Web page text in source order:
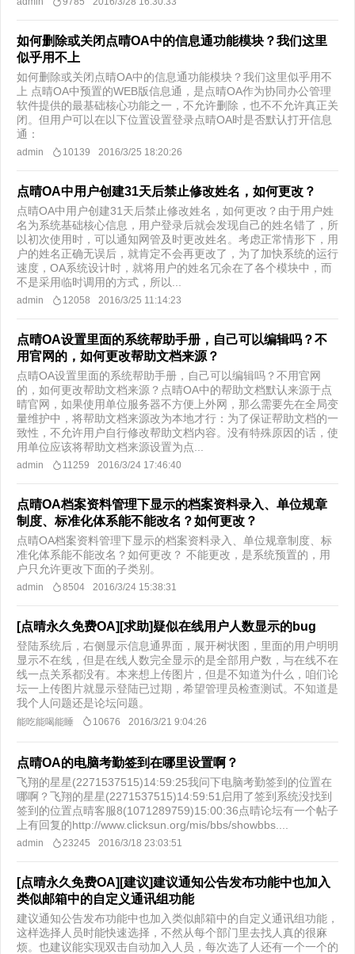
如何删除或关闭点晴OA中的信息通功能模块？我们这里
似乎用不上
如何删除或关闭点晴OA中的信息通功能模块？我们这里似乎用不
上 点晴OA中预置的WEB版信息通，是点晴OA作为协同办公管理
软件提供的最基础核心功能之一，不允许删除，也不不允许真正关
闭。但用户可以在以下位置设置登录点晴OA时是否默认打开信息
通：
admin 10139 2016/3/25 18:20:26
点晴OA中用户创建31天后禁止修改姓名，如何更改？
点晴OA中用户创建31天后禁止修改姓名，如何更改？由于用户姓
名为系统基础核心信息，用户登录后就会发现自己的姓名错了，所
以初次使用时，可以通知网管及时更改姓名。考虑正常情形下，用
户的姓名正确无误后，就肯定不会再更改了，为了加快系统的运行
速度，OA系统设计时，就将用户的姓名冗余在了各个模块中，而
不是采用临时调用的方式，所以...
admin 12058 2016/3/25 11:14:23
点晴OA设置里面的系统帮助手册，自己可以编辑吗？不
用官网的，如何更改帮助文档来源？
点晴OA设置里面的系统帮助手册，自己可以编辑吗？不用官网
的，如何更改帮助文档来源？点晴OA中的帮助文档默认来源于点
晴官网，如果使用单位服务器不方便上外网，那么需要先在全局变
量维护中，将帮助文档来源改为本地才行：为了保证帮助文档的一
致性，不允许用户自行修改帮助文档内容。没有特殊原因的话，使
用单位应该将帮助文档来源设置为点...
admin 11259 2016/3/24 17:46:40
点晴OA档案资料管理下显示的档案资料录入、单位规章
制度、标准化体系能不能改名？如何更改？
点晴OA档案资料管理下显示的档案资料录入、单位规章制度、标
准化体系能不能改名？如何更改？ 不能更改，是系统预置的，用
户只允许更改下面的子类别。
admin 8504 2016/3/24 15:38:31
[点晴永久免费OA][求助]疑似在线用户人数显示的bug
登陆系统后，右侧显示信息通界面，展开树状图，里面的用户明明
显示不在线，但是在线人数完全显示的是全部用户数，与在线不在
线一点关系都没有。本来想上传图片，但是不知道为什么，咱们论
坛一上传图片就显示登陆已过期，希望管理员检查测试。不知道是
我个人问题还是论坛问题。
能吃能喝能睡 10676 2016/3/21 9:04:26
点晴OA的电脑考勤签到在哪里设置啊？
飞翔的星星(2271537515)14:59:25我问下电脑考勤签到的位置在
哪啊？飞翔的星星(2271537515)14:59:51启用了签到系统没找到
签到的位置点晴客服8(1071289759)15:00:36点晴论坛有一个帖子
上有回复的http://www.clicksun.org/mis/bbs/showbbs....
admin 23245 2016/3/18 23:03:51
[点晴永久免费OA][建议]建议通知公告发布功能中也加入
类似邮箱中的自定义通讯组功能
建议通知公告发布功能中也加入类似邮箱中的自定义通讯组功能，
这样选择人员时能快速选择，不然从每个部门里去找人真的很麻
烦。也建议能实现双击自动加入人员，每次选了人还有一个一个的